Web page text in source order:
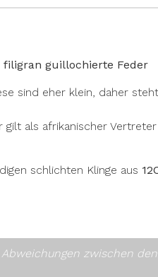
guillochierte Feder
sind eher klein, daher
als afrikanischer
schlichten Klinge aus
zwischen